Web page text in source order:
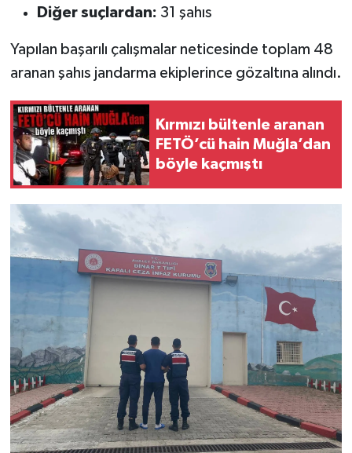
Diğer suçlardan: 31 şahıs
Yapılan başarılı çalışmalar neticesinde toplam 48
aranan şahıs jandarma ekiplerince gözaltına alındı.
Kırmızı bültenle aranan
FETÖ’cü hain Muğla’dan
böyle kaçmıştı